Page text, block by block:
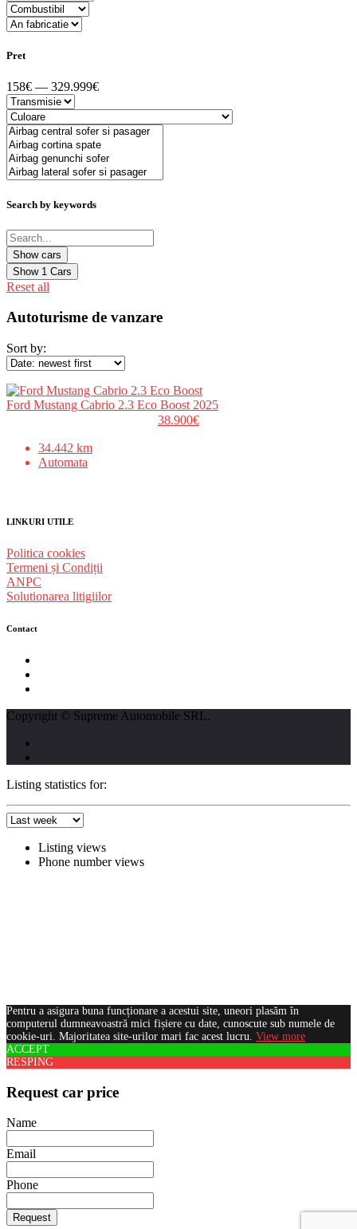
Pret
158€ — 329.999€
Search by keywords
Show 1 Cars
Reset all
Autoturisme de vanzare
Sort by:
38.900€
Ford Mustang Cabrio 2.3 Eco Boost 2025
34.442 km
Automata
LINKURI UTILE
Politica cookies
Termeni și Condiții
ANPC
Solutionarea litigiilor
Contact
Copyright © Supreme Automobile SRL.
Listing statistics for:
Listing views
Phone number views
Pentru a asigura buna funcționare a acestui site, uneori plasăm în
computerul dumneavoastră mici fișiere cu date, cunoscute sub numele de
cookie-uri. Majoritatea site-urilor mari fac acest lucru. View more
ACCEPT
RESPING
Request car price
Name
Email
Phone
Request